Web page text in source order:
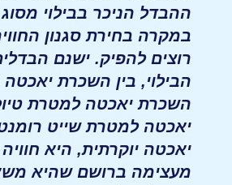
ההבדל הניכר בבילוי
במקרה בחירת סגנון
רוצים להפיק. ישנם
הבילוי, בין השכרת יאכטה
השכרת יאכטה למטרת
יאכטה למטרת שייט
יאכטה יוקרתית, היא
מעצימה ברושם שהיא